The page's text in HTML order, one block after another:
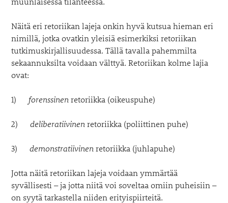
Näitä eri retoriikan lajeja onkin hyvä kutsua hieman eri
nimillä, jotka ovatkin yleisiä esimerkiksi retoriikan
tutkimuskirjallisuudessa. Tällä tavalla pahemmilta
sekaannuksilta voidaan välttyä. Retoriikan kolme lajia
ovat:
1) forenssinenretoriikka (oikeuspuhe)
2)deliberatiivinenretoriikka (poliittinen puhe)
3)demonstratiivinenretoriikka (juhlapuhe)
Jotta näitä retoriikan lajeja voidaan ymmärtää
syvällisesti – ja jotta niitä voi soveltaa omiin puheisiin –
on syytä tarkastella niiden erityispiirteitä.